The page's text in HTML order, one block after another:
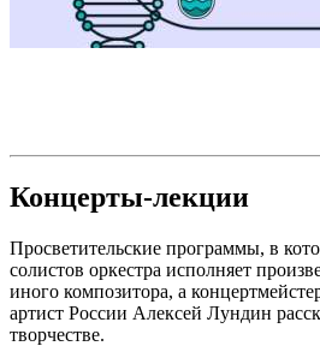
Концерты-лекции
Просветительские программы, в
солистов оркестра исполняет
иного композитора, а
артист России Алексей Лундин
творчестве.